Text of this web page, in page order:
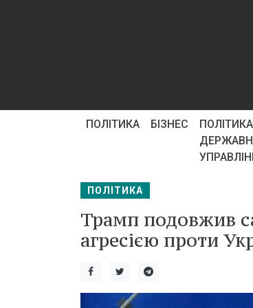
ПОЛІТИКА БІЗНЕС
ПОЛІТИКА
Трамп подовжив
агресією проти